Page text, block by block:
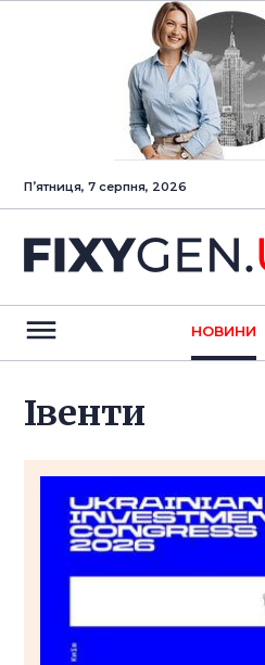
Пʼятниця, 7 серпня, 2026
НОВИНИ
Івенти